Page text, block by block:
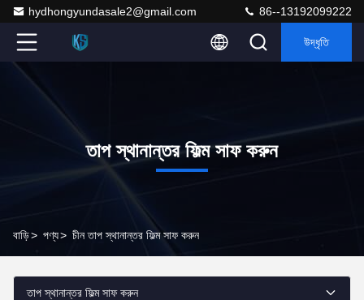
hydhongyundasale2@gmail.com 86--13192099222
উদ্ধৃতি
তাপ স্থানান্তর ফিল্ম সাফ করুন
বাড়ি> পণ্য> চীন তাপ স্থানান্তর ফিল্ম সাফ করুন
তাপ স্থানান্তর ফিল্ম সাফ করুন